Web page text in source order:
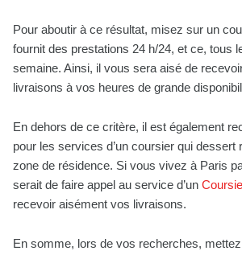
Pour aboutir à ce résultat, misez sur un
fournit des prestations 24 h/24, et ce, tous
semaine. Ainsi, il vous sera aisé de
livraisons à vos heures de grande
En dehors de ce critère, il est également
pour les services d’un coursier qui dessert
zone de résidence. Si vous vivez à Paris
serait de faire appel au service d’un
recevoir aisément vos livraisons.
En somme, lors de vos recherches,